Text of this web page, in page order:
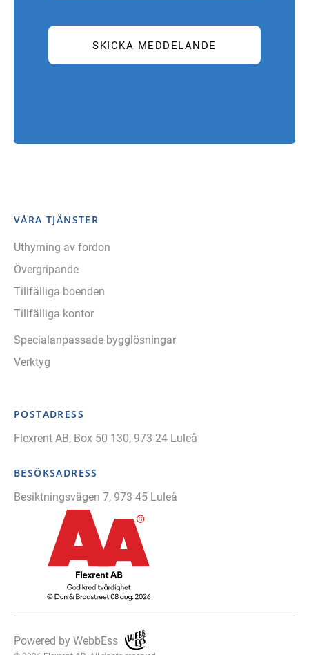
VÅRA TJÄNSTER
Uthyrning av fordon
Övergripande
Tillfälliga boenden
Tillfälliga kontor
Specialanpassade bygglösningar
Verktyg
POSTADRESS
Flexrent AB, Box 50 130, 973 24 Luleå
BESÖKSADRESS
Besiktningsvägen 7, 973 45 Luleå
Powered by WebbEss